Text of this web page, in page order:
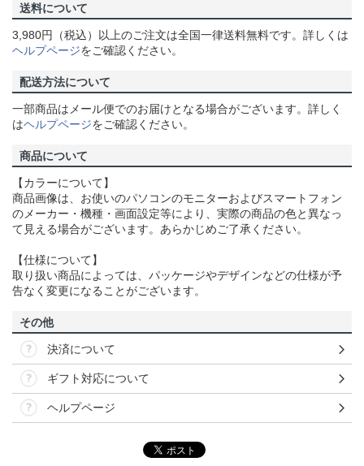
送料について
3,980円（税込）以上のご注文は全国一律送料無料です。詳しくは
ヘルプページをご確認ください。
配送方法について
一部商品はメール便でのお届けとなる場合がございます。詳しく
はヘルプページをご確認ください。
商品について
【カラーについて】
商品画像は、お使いのパソコンのモニターおよびスマートフォン
のメーカー・機種・画面設定等により、実際の商品の色と異なっ
て見える場合がございます。あらかじめご了承ください。
【仕様について】
取り扱い商品によっては、パッケージやデザインなどの仕様が予
告なく変更になることがございます。
その他
決済について
ギフト対応について
ヘルプページ